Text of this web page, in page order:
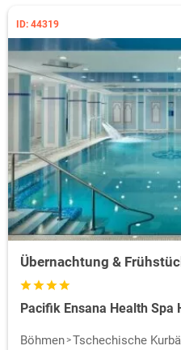
ID: 44319
Übernachtung &
Pacifik Ensana Health Spa
Böhmen Tschechische